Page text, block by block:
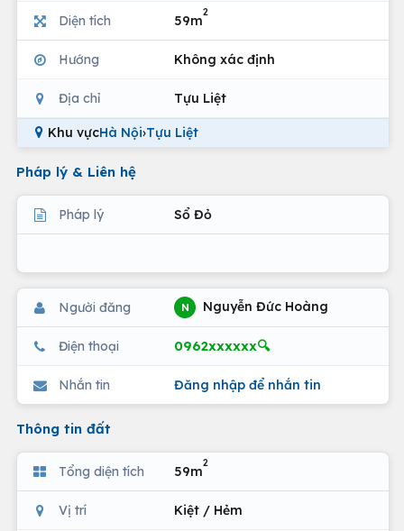
Diện tích 59m
2
Hướng Không xác định
Địa chỉ Tựu Liệt
Khu vựcHà Nội›Tựu Liệt
Pháp lý & Liên hệ
Pháp lý Sổ Đỏ
Người đăng N Nguyễn Đức Hoàng
Điện thoại 0962xxxxxx🔍
Nhắn tin Đăng nhập để nhắn tin
Thông tin đất
Tổng diện tích 59m
2
Vị trí Kiệt / Hẻm